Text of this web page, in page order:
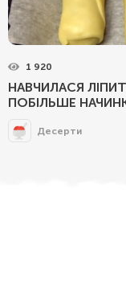
1 920
НАВЧИЛАСЯ
ПОБІЛЬШЕ
Десерти